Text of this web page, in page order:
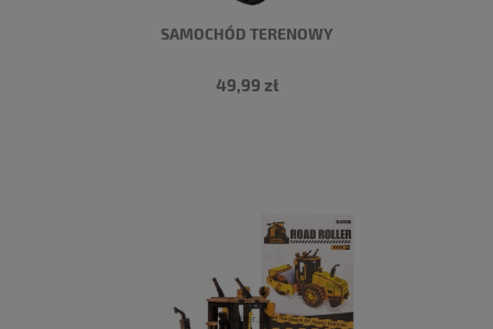
SAMOCHÓD TERENOWY
49,99 zł